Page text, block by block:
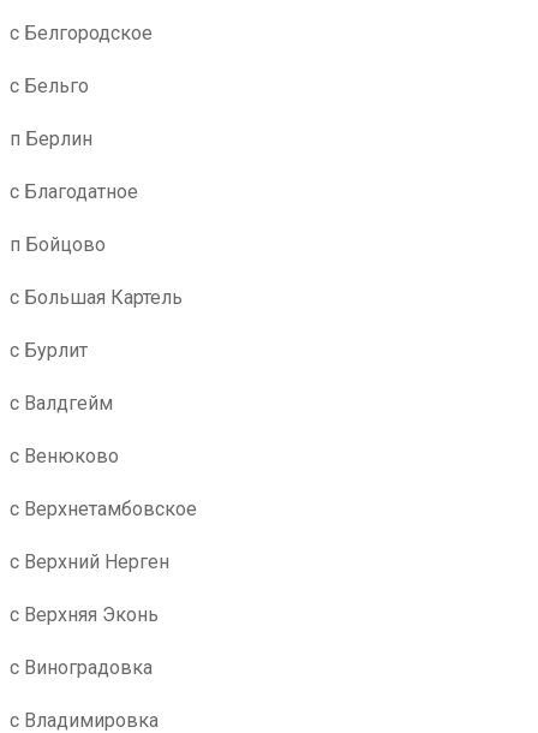
с Белгородское
с Бельго
п Берлин
с Благодатное
п Бойцово
с Большая Картель
с Бурлит
с Валдгейм
с Венюково
с Верхнетамбовское
с Верхний Нерген
с Верхняя Эконь
с Виноградовка
с Владимировка